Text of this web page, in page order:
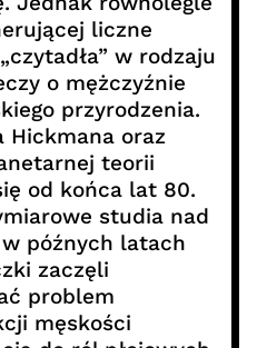
liczne
w rodzaju
o mężczyźnie
przyrodzenia.
Hickmana oraz
teorii
od końca lat 80.
studia nad
późnych latach
zaczęli
problem
męskości